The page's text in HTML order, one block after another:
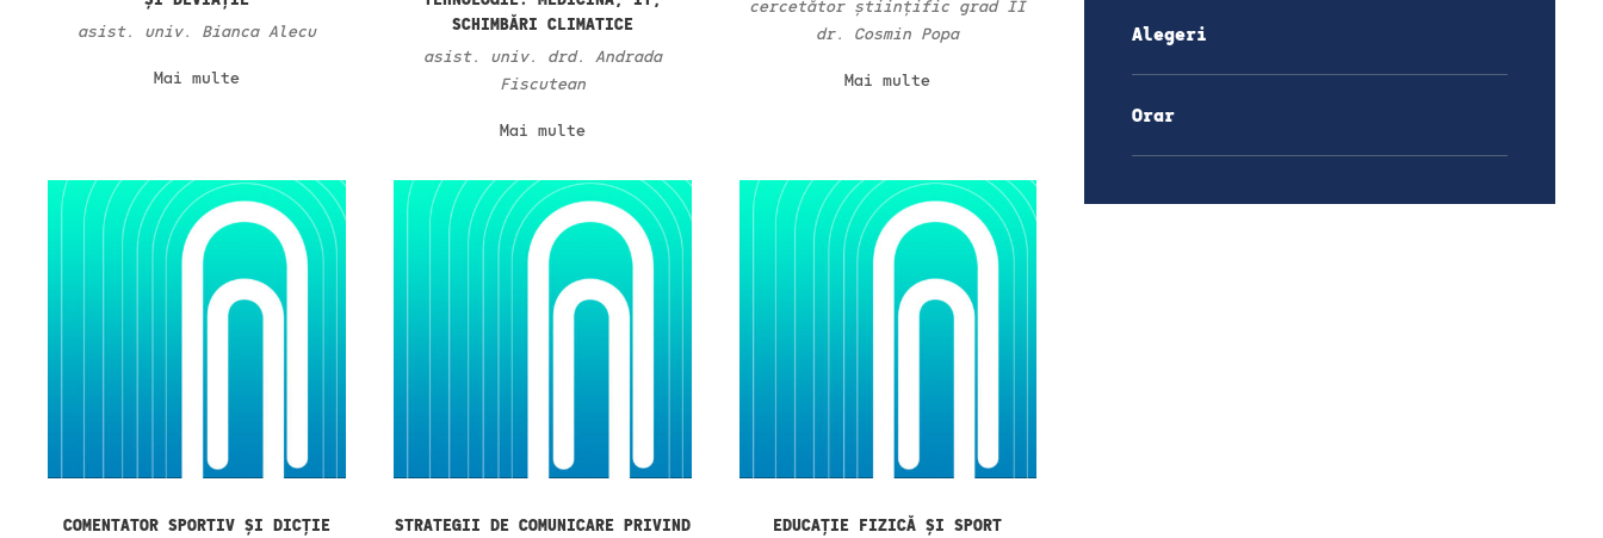
asist. univ. Bianca Alecu
Mai multe
SCHIMBĂRI CLIMATICE
asist. univ. drd. Andrada
Fiscutean
Mai multe
cercetător științific grad II
dr. Cosmin Popa
Mai multe
COMENTATOR SPORTIV ȘI DICȚIE
STRATEGII DE COMUNICARE PRIVIND
EDUCAȚIE FIZICĂ ȘI SPORT
Alegeri
Orar